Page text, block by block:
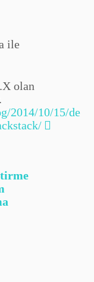
ile
olan
2014/10/15/de